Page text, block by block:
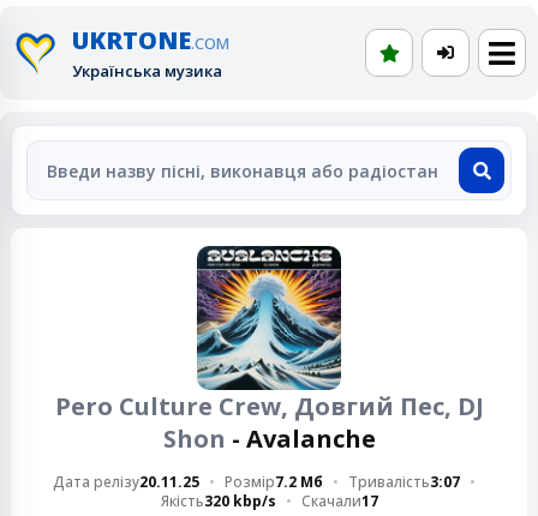
UKRTONE.COM
Українська музика
Pero Culture Crew, Довгий Пес, DJ
Shon - Avalanche
Дата релізу20.11.25 Розмір7.2 Мб Тривалість3:07
Якість320 kbp/s Скачали17